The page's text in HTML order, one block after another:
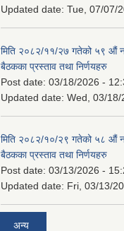
Updated date: Tue, 07/07/
मिति २०८२/११/२७ गतेको ५९ औं
बैठकका प्रस्ताव तथा निर्णयहरु
Post date: 03/18/2026 -
Updated date: Wed, 03/
मिति २०८२/१०/२९ गतेको ५८ औं
बैठकका प्रस्ताव तथा निर्णयहरु
Post date: 03/13/2026 -
Updated date: Fri, 03/13/
अन्य